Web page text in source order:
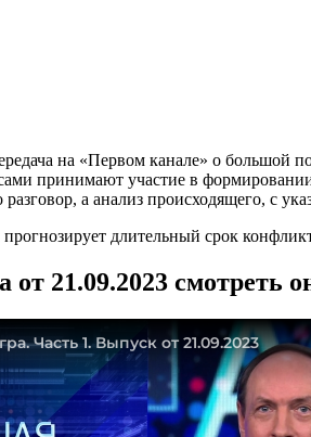
на «Первом канале» о большой
принимают участие в
а анализ происходящего, с
длительный срок
от 21.09.2023 смотреть